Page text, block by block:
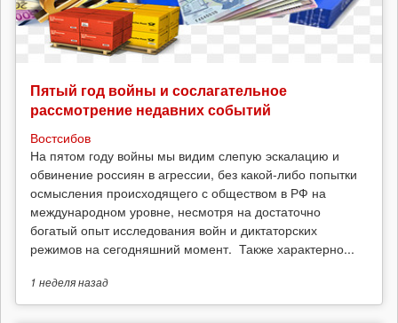
Пятый год войны и сослагательное
рассмотрение недавних событий
Востсибов
На пятом году войны мы видим слепую эскалацию и
обвинение россиян в агрессии, без какой-либо попытки
осмысления происходящего с обществом в РФ на
международном уровне, несмотря на достаточно
богатый опыт исследования войн и диктаторских
режимов на сегодняшний момент. Также характерно...
1 неделяназад